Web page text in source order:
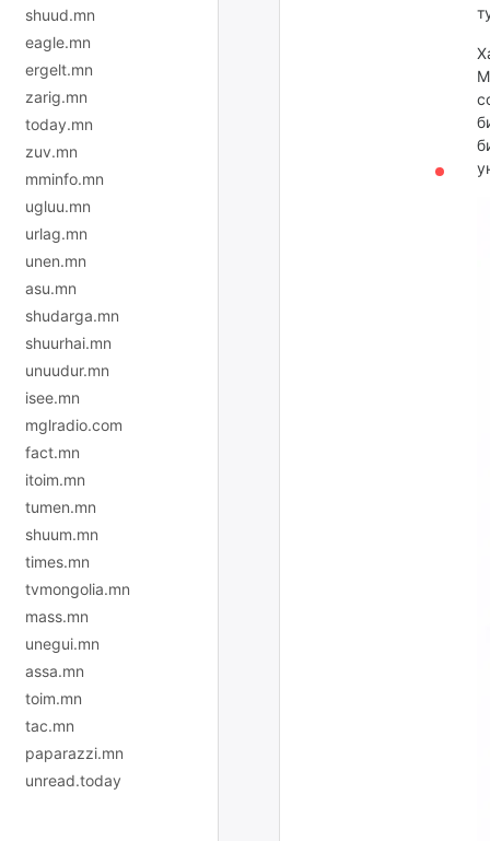
shuud.mn
eagle.mn
ergelt.mn
zarig.mn
today.mn
zuv.mn
mminfo.mn
ugluu.mn
urlag.mn
unen.mn
asu.mn
shudarga.mn
shuurhai.mn
unuudur.mn
isee.mn
mglradio.com
fact.mn
itoim.mn
tumen.mn
shuum.mn
times.mn
tvmongolia.mn
mass.mn
unegui.mn
assa.mn
toim.mn
tac.mn
paparazzi.mn
unread.today